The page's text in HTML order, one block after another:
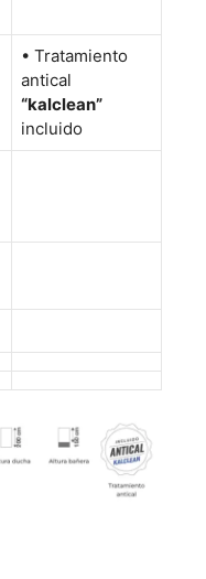
• Tratamiento
antical
“kalclean”
incluido